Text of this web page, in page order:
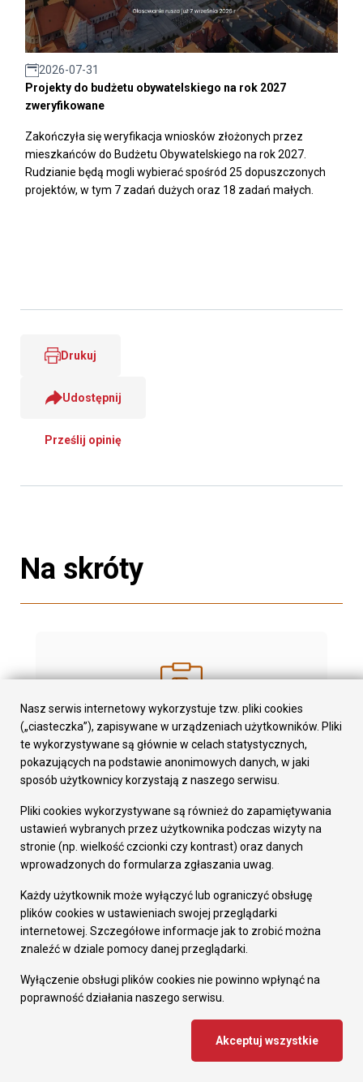
2026-07-31
Projekty do budżetu obywatelskiego na rok 2027
zweryfikowane
Zakończyła się weryfikacja wniosków złożonych przez
mieszkańców do Budżetu Obywatelskiego na rok 2027.
Rudzianie będą mogli wybierać spośród 25 dopuszczonych
projektów, w tym 7 zadań dużych oraz 18 zadań małych.
Drukuj
Udostępnij
Prześlij opinię
Na skróty
Rezerwacja terminu rejestracji pojazdu
Odpady komunalne
Nasz serwis internetowy wykorzystuje tzw. pliki cookies
(„ciasteczka”), zapisywane w urządzeniach użytkowników. Pliki
te wykorzystywane są głównie w celach statystycznych,
pokazujących na podstawie anonimowych danych, w jaki
sposób użytkownicy korzystają z naszego serwisu.
Pliki cookies wykorzystywane są również do zapamiętywania
ustawień wybranych przez użytkownika podczas wizyty na
stronie (np. wielkość czcionki czy kontrast) oraz danych
wprowadzonych do formularza zgłaszania uwag.
Każdy użytkownik może wyłączyć lub ograniczyć obsługę
plików cookies w ustawieniach swojej przeglądarki
internetowej. Szczegółowe informacje jak to zrobić można
znaleźć w dziale pomocy danej przeglądarki.
Wyłączenie obsługi plików cookies nie powinno wpłynąć na
poprawność działania naszego serwisu.
Akceptuj wszystkie